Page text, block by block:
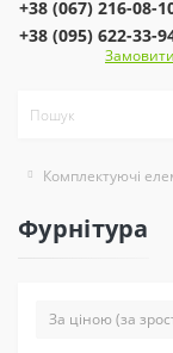
+38 (067) 216-08-
+38 (095) 622-33-
Комплектуючі
Фурнітура